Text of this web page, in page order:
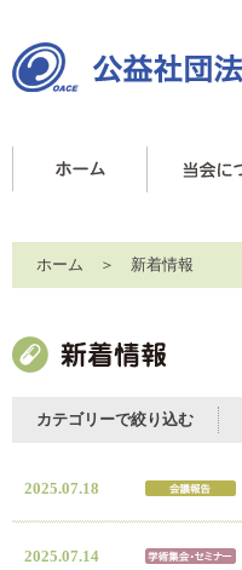
ホーム ＞ 新着情報
カテゴリーで絞り込む
2025.07.18
2025.07.14